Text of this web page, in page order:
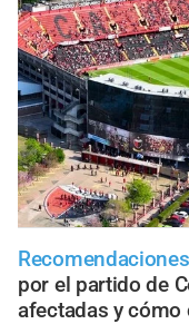
Recomendaciones
por el partido de
afectadas y